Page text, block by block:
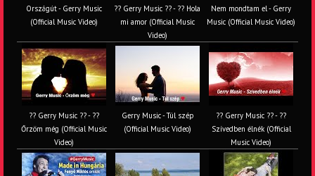
Országút - Gerry Music
(Official Music Video)
?? Gerry Music ?? - ?? Hola
mi amor (Official Music
Video)
Nem mondtam el - Gerry
Music (Official Music Video)
?? Gerry Music ?? - ??
Őrzöm még (Official Music
Video)
Gerry Music - Túl szép
(Official Music Video)
?? Gerry Music ?? - ??
Szívedben élnék (Official
Music Video)